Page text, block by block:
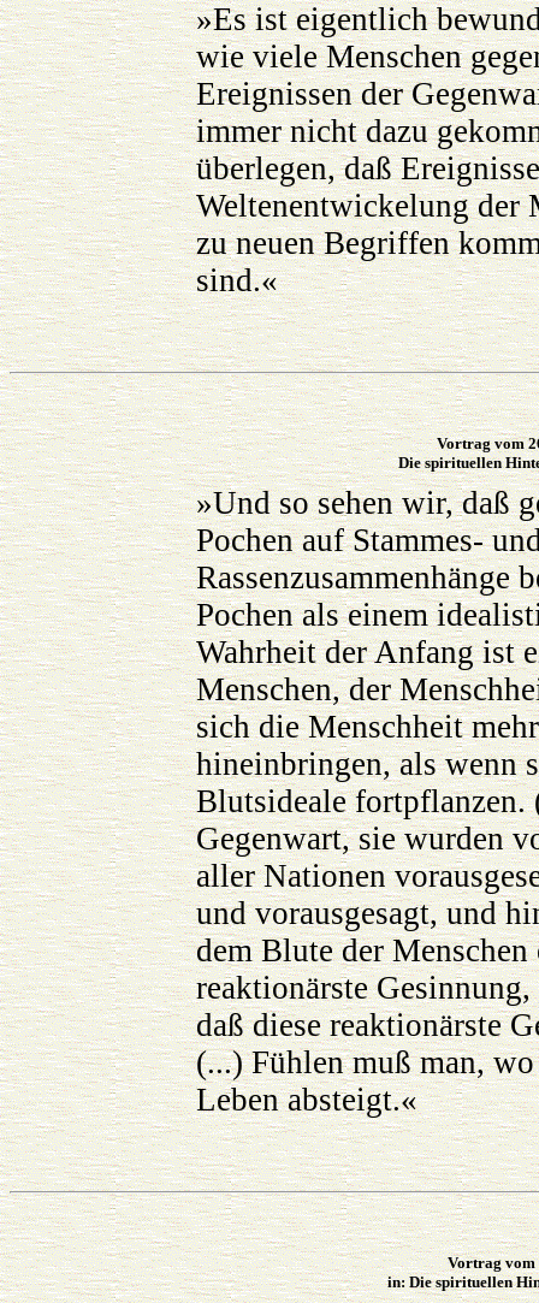
»Es ist eigentlich
wie viele Menschen
Ereignissen der
immer nicht dazu
überlegen, daß
Weltenentwickelung der
zu neuen Begriffen
sind.«
Vortrag vom
Die spirituellen
»Und so sehen wir, daß
Pochen auf Stammes-
Rassenzusammenhänge
Pochen als einem
Wahrheit der Anfang ist
Menschen, der
sich die Menschheit
hineinbringen, als wenn
Blutsideale fortpflanzen.
Gegenwart, sie wurden
aller Nationen
und vorausgesagt, und
dem Blute der
reaktionärste
daß diese reaktionärste
(...) Fühlen muß man,
Leben absteigt.«
Vortrag vom
in: Die spirituellen